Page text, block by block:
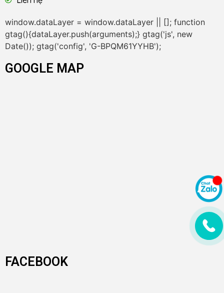
window.dataLayer = window.dataLayer || []; function
gtag(){dataLayer.push(arguments);} gtag('js', new
Date()); gtag('config', 'G-BPQM61YYHB');
GOOGLE MAP
FACEBOOK